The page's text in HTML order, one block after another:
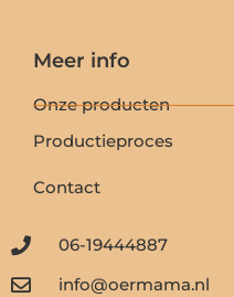
Meer info
Onze producten
Productieproces
Contact
06-19444887
info@oermama.nl